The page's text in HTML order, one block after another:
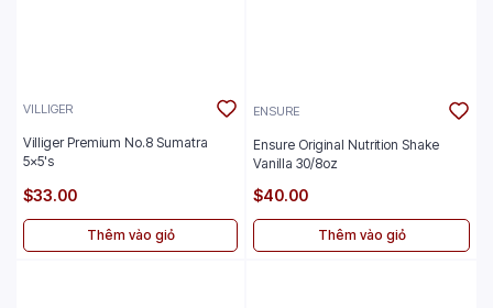
VILLIGER
Villiger Premium No.8 Sumatra
5x5's
$33.00
Thêm vào giỏ
ENSURE
Ensure Original Nutrition Shake
Vanilla 30/8oz
$40.00
Thêm vào giỏ